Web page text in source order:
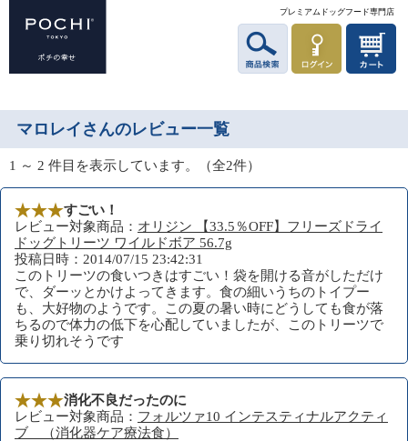
プレミアムドッグフード専門店
マロレイさんのレビュー一覧
1 ～ 2 件目を表示しています。（全2件）
すごい！
レビュー対象商品： オリジン 【33.5％OFF】フリーズドライ
ドッグトリーツ ワイルドボア 56.7g
投稿日時：2014/07/15 23:42:31
このトリーツの食いつきはすごい！袋を開ける音がしただけ
で、ダーッとかけよってきます。食の細いうちのトイプー
も、大好物のようです。この夏の暑い時にどうしても食が落
ちるので体力の低下を心配していましたが、このトリーツで
乗り切れそうです
消化不良だったのに
レビュー対象商品： フォルツァ10 インテスティナルアクティ
ブ （消化器ケア療法食）